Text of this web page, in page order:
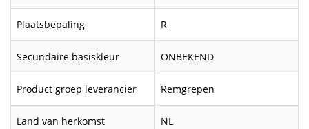
Plaatsbepaling R
Secundaire basiskleur ONBEKEND
Product groep leverancier Remgrepen
Land van herkomst NL